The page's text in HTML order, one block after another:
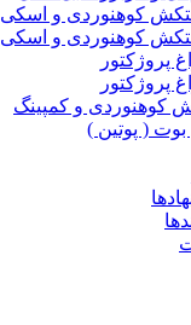
کوهنوردی و اسکی
کوهنوردی و اسکی
پروژکتور
پروژکتور
کوهنوردی و کمپینگ
بوت ( پوتین )